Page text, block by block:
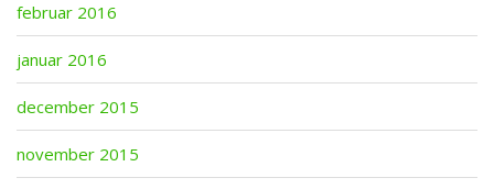
februar 2016
januar 2016
december 2015
november 2015